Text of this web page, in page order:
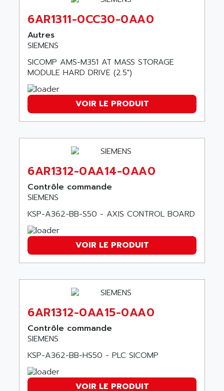
MIDIMASTER VECTOR
MIDIMASTER
SMC200
ADVANTYS TELEFAST
TELEFAST ABE7
750
AB2
MOVITRON
690 SERIE
ECODRIVE
CHARGEUR
NUM 720
SINUMERIK 802
DIGITAX
BUC
PANELVIEW 550
AC SERVO
AXODYN
SMD
GP2000 SERIE
AMBRESIL
AMC
AMD
AMDV
AMERICAN DYNAMICS
AMERICAN MEGATRENDS
AMERICAN MICROSEMICONDUCTOR
AMERICAN MICROSEMICONDUCTOR INC
AMERICAN SIGMA
AMERICAN STD INC
AMERSHAM
AMET
AMETEK
AMETHERM
AMI SEMICONDUCTOR
AMIC TECHNOLOGY
AMK
AMKASYN
AMP DISPLAY
AMPEREX
AMPEX
AMPHENOL
AMPIRE
AMPLICON
AMRI-KSB
AMSAMOTION
6AR1311-0CC30-0AA0
Autres
SIEMENS
SICOMP AMS-M351 AT MASS STORAGE
MODULE HARD DRIVE (2.5")
VOIR LE PRODUIT
6AR1312-0AA14-0AA0
Contrôle commande
SIEMENS
KSP-A362-BB-S50 - AXIS CONTROL BOARD
VOIR LE PRODUIT
6AR1312-0AA15-0AA0
Contrôle commande
SIEMENS
KSP-A362-BB-HS50 - PLC SICOMP
VOIR LE PRODUIT